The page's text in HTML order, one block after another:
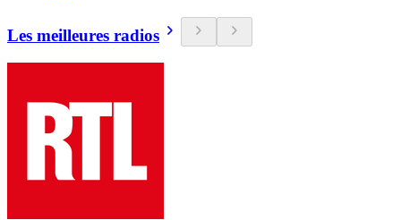
Les meilleures radios